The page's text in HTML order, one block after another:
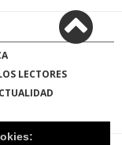
LECTORES